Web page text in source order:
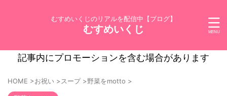
むすめいくじのリアルを配信中【ブログ】
むすめいくじ
記事内にプロモーションを含む場合があります
HOME >お祝い >スープ >野菜をmotto >